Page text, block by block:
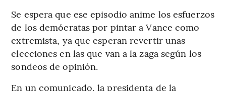
Se espera que ese episodio anime los esfuerzos
de los demócratas por pintar a Vance como
extremista, ya que esperan revertir unas
elecciones en las que van a la zaga según los
sondeos de opinión.
En un comunicado, la presidenta de la